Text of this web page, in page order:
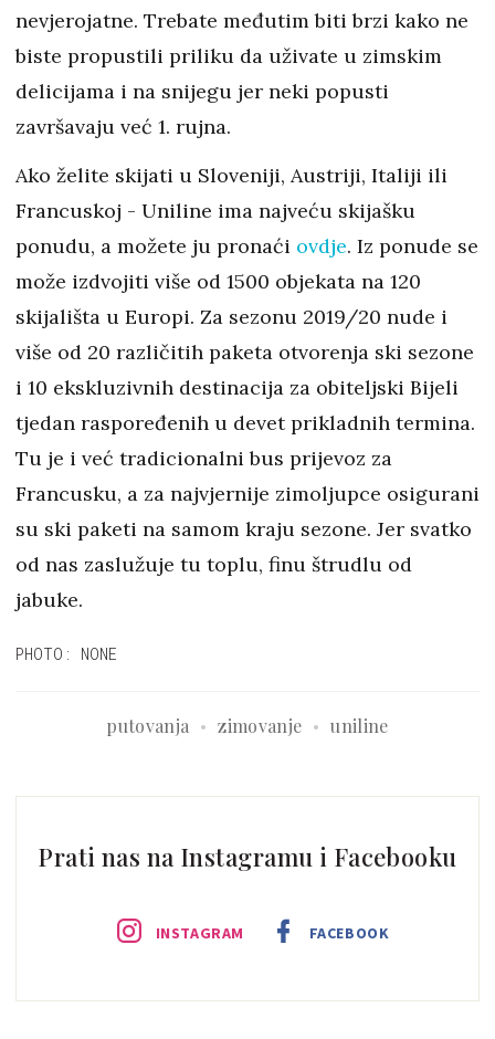
nevjerojatne. Trebate međutim biti brzi kako ne
biste propustili priliku da uživate u zimskim
delicijama i na snijegu jer neki popusti
završavaju već 1. rujna.
Ako želite skijati u Sloveniji, Austriji, Italiji ili
Francuskoj - Uniline ima najveću skijašku
ponudu, a možete ju pronaći ovdje. Iz ponude se
može izdvojiti više od 1500 objekata na 120
skijališta u Europi. Za sezonu 2019/20 nude i
više od 20 različitih paketa otvorenja ski sezone
i 10 ekskluzivnih destinacija za obiteljski Bijeli
tjedan raspoređenih u devet prikladnih termina.
Tu je i već tradicionalni bus prijevoz za
Francusku, a za najvjernije zimoljupce osigurani
su ski paketi na samom kraju sezone. Jer svatko
od nas zaslužuje tu toplu, finu štrudlu od
jabuke.
PHOTO: NONE
putovanja zimovanje uniline
Prati nas na Instagramu i Facebooku
INSTAGRAM FACEBOOK